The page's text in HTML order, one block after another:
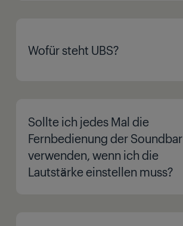
Wofür steht UBS?
Sollte ich jedes Mal die
Fernbedienung der Soundbar
verwenden, wenn ich die
Lautstärke einstellen muss?